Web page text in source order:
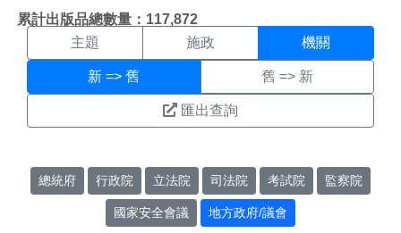
累計出版品總數量：117,872
主題 施政 機關
新 => 舊 舊 => 新
匯出查詢
總統府 行政院 立法院 司法院 考試院 監察院
國家安全會議 地方政府/議會